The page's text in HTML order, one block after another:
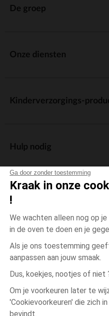
Ga door zonder toestemming
Kraak in onze
!
We wachten alleen nog op
in de oven te doen en je
Als je ons toestemming
aanpassen aan jouw smaak.
Dus, koekjes, nootjes of niet
Om je voorkeuren later te
'Cookievoorkeuren' die zich
bevindt.
Blauw Blauw
De groep
Onze diensten
Kinderverzorgings-
Hulp nodig
Algemene
Wettelijke